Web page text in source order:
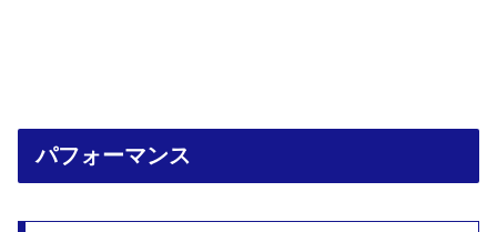
パフォーマンス